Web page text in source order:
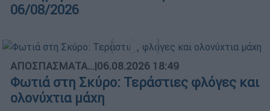
06/08/2026
ΑΠΟΣΠΑΣΜΑΤΑ...|06.08.2026 18:49
Φωτιά στη Σκύρο: Τεράστιες φλόγες και
ολονύχτια μάχη